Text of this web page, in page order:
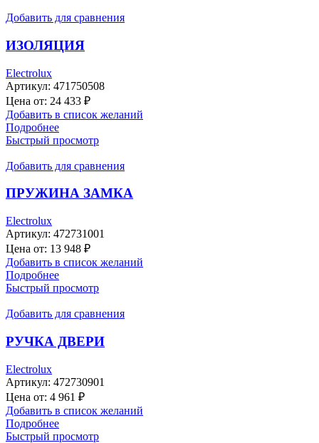
Добавить для сравнения
ИЗОЛЯЦИЯ
Electrolux
Артикул: 471750508
Цена от: 24 433 ₽
Добавить в список желаний
Подробнее
Быстрый просмотр
Добавить для сравнения
ПРУЖИНА ЗАМКА
Electrolux
Артикул: 472731001
Цена от: 13 948 ₽
Добавить в список желаний
Подробнее
Быстрый просмотр
Добавить для сравнения
РУЧКА ДВЕРИ
Electrolux
Артикул: 472730901
Цена от: 4 961 ₽
Добавить в список желаний
Подробнее
Быстрый просмотр